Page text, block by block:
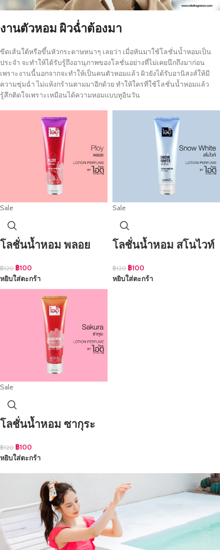
งานตัวหอม ผิวฉ่ำต้องมา
ขีดเส้นใต้หรือขึ้นหัวกระดาษหนาๆ เลยว่า เมื่อหันมาใช้โลชั่นน้ำหอมเป็น
ประจำ จะทำให้ได้รับรู้ถึงอานุภาพของโลชั่นอย่างที่ไม่เคยนึกถึงมาก่อน
เพราะงานนี้นอกจากจะทำให้เป็นคนตัวหอมแล้ว ผิวยังได้รับอานิสงส์ให้มี
ความชุ่มฉ่ำ ไม่แห้งกร้านตามมาอีกด้วย ทำให้ใครที่ใช้โลชั่นน้ำหอมแล้ว
รู้สึกติดใจเพราะเหมือนได้ความหอมแบบทูอินวัน
Sale
โลชั่นน้ำหอม พลอย
฿120 ฿100
หยิบใส่ตะกร้า
Sale
โลชั่นน้ำหอม สโนไวท์
฿120 ฿100
หยิบใส่ตะกร้า
Sale
โลชั่นน้ำหอม ซากุระ
฿120 ฿100
หยิบใส่ตะกร้า